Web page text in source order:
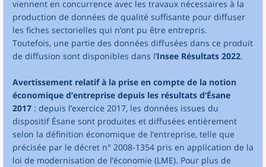
viennent en concurrence avec les travaux nécessaires à la
production de données de qualité suffisante pour diffuser
les fiches sectorielles qui n’ont pu être entrepris.
Toutefois, une partie des données diffusées dans ce produit
de diffusion sont disponibles dans l’Insee Résultats 2022.
Avertissement relatif à la prise en compte de la notion
économique d’entreprise depuis les résultats d’Ésane
2017 : depuis l’exercice 2017, les données issues du
dispositif Ésane sont produites et diffusées entièrement
selon la définition économique de l’entreprise, telle que
précisée par le décret n° 2008-1354 pris en application de la
loi de modernisation de l’économie (LME). Pour plus de